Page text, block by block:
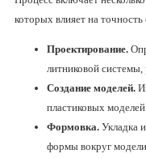
которых влияет на
Проектирование.
литниковой
Создание моделей.
пластиковых
Формовка. Укладка
формы вокруг